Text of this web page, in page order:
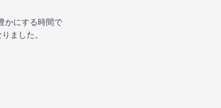
かにする時間で
ました。